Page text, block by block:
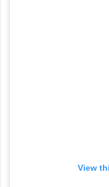
View